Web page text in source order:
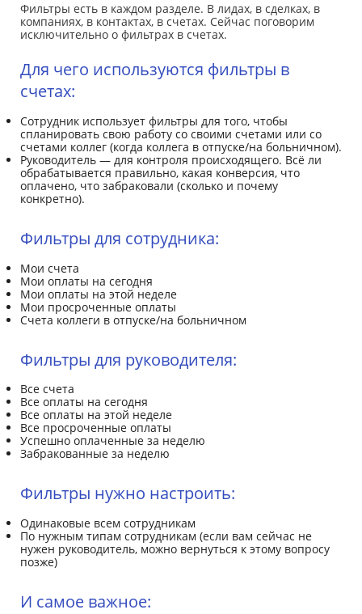
Фильтры есть в каждом разделе. В лидах, в сделках, в
компаниях, в контактах, в счетах. Сейчас поговорим
исключительно о фильтрах в счетах.
Для чего используются фильтры в
счетах:
Сотрудник использует фильтры для того, чтобы
спланировать свою работу со своими счетами или со
счетами коллег (когда коллега в отпуске/на больничном).
Руководитель — для контроля происходящего. Всё ли
обрабатывается правильно, какая конверсия, что
оплачено, что забраковали (сколько и почему
конкретно).
Фильтры для сотрудника:
Мои счета
Мои оплаты на сегодня
Мои оплаты на этой неделе
Мои просроченные оплаты
Счета коллеги в отпуске/на больничном
Фильтры для руководителя:
Все счета
Все оплаты на сегодня
Все оплаты на этой неделе
Все просроченные оплаты
Успешно оплаченные за неделю
Забракованные за неделю
Фильтры нужно настроить:
Одинаковые всем сотрудникам
По нужным типам сотрудникам (если вам сейчас не
нужен руководитель, можно вернуться к этому вопросу
позже)
И самое важное: